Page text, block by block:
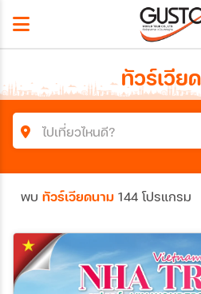
ทัวร์เวีย
ไปเที่ยวไหนดี?
ประเทศ
พบ ทัวร์เวียดนาม 144 โปรแกรม